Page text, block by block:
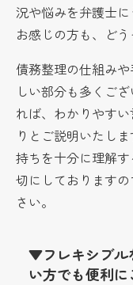
況や悩みを弁護士
お感じの方も、ど
債務整理の仕組み
しい部分も多くご
れば、わかりやす
りとご説明いたし
持ちを十分に理解
切にしております
さい。
▼フレキシブル
い方でも便利